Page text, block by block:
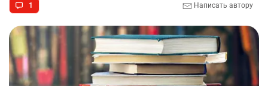
1 Написать автору